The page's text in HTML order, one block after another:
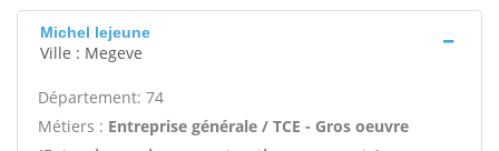
Michel lejeune
Ville : Megeve
Département: 74
Métiers : Entreprise générale / TCE - Gros oeuvre